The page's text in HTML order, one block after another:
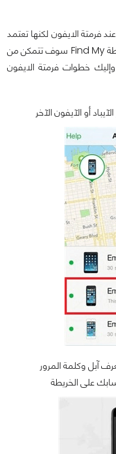
فرمتة الايفون لكنها تعتمد
على وجود جهاز ايفون أو آيباد آخر وبواسطة Find My سوف تتمكن من
خطوات فرمتة الايفون
آبل وكلمة المرور
على الخريطة